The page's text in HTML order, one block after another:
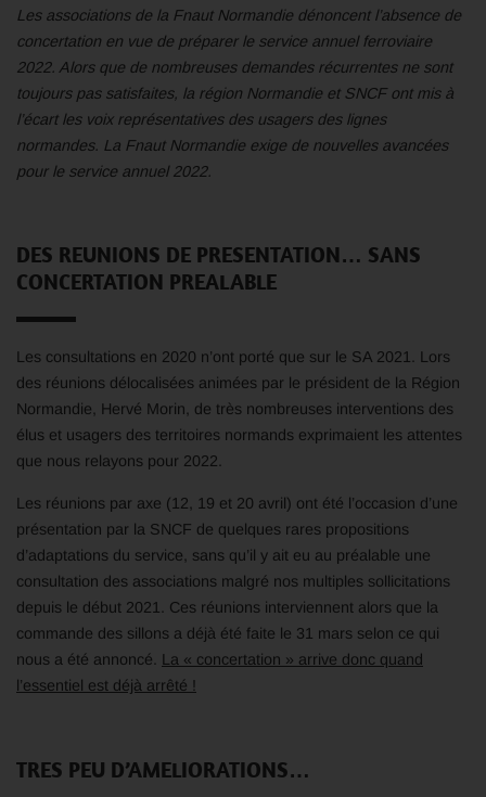
Les associations de la Fnaut Normandie dénoncent l’absence de
concertation en vue de préparer le service annuel ferroviaire
2022. Alors que de nombreuses demandes récurrentes ne sont
toujours pas satisfaites, la région Normandie et SNCF ont mis à
l’écart les voix représentatives des usagers des lignes
normandes. La Fnaut Normandie exige de nouvelles avancées
pour le service annuel 2022.
DES REUNIONS DE PRESENTATION… SANS
CONCERTATION PREALABLE
Les consultations en 2020 n’ont porté que sur le SA 2021. Lors
des réunions délocalisées animées par le président de la Région
Normandie, Hervé Morin, de très nombreuses interventions des
élus et usagers des territoires normands exprimaient les attentes
que nous relayons pour 2022.
Les réunions par axe (12, 19 et 20 avril) ont été l’occasion d’une
présentation par la SNCF de quelques rares propositions
d’adaptations du service, sans qu’il y ait eu au préalable une
consultation des associations malgré nos multiples sollicitations
depuis le début 2021. Ces réunions interviennent alors que la
commande des sillons a déjà été faite le 31 mars selon ce qui
nous a été annoncé. La « concertation » arrive donc quand
l’essentiel est déjà arrêté !
TRES PEU D’AMELIORATIONS…